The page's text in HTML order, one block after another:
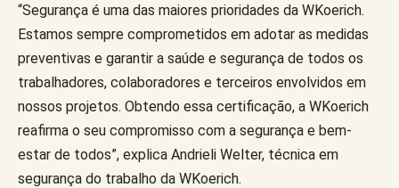
“Segurança é uma das maiores prioridades da WKoerich.
Estamos sempre comprometidos em adotar as medidas
preventivas e garantir a saúde e segurança de todos os
trabalhadores, colaboradores e terceiros envolvidos em
nossos projetos. Obtendo essa certificação, a WKoerich
reafirma o seu compromisso com a segurança e bem-
estar de todos”, explica Andrieli Welter, técnica em
segurança do trabalho da WKoerich.